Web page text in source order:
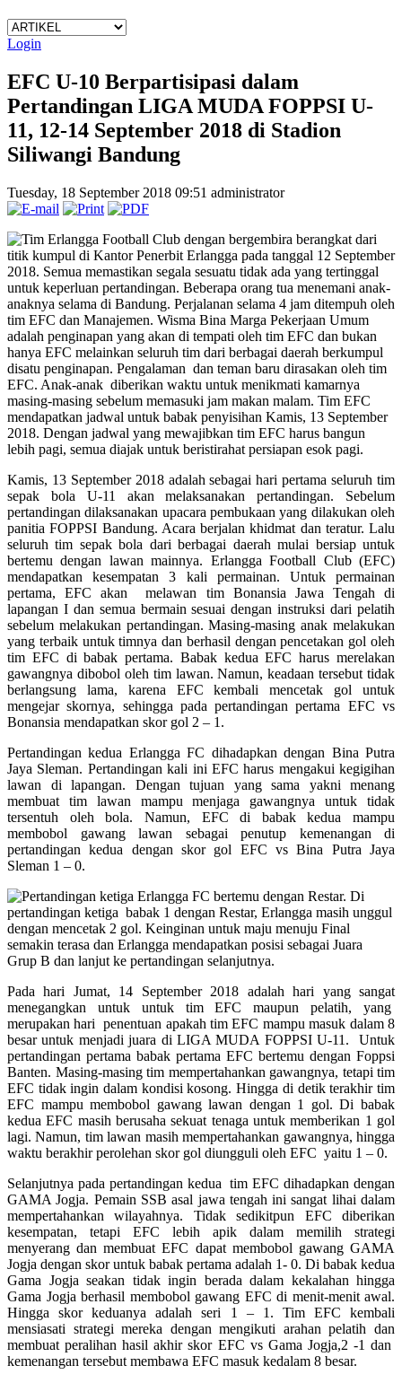
Login
EFC U-10 Berpartisipasi dalam
Pertandingan LIGA MUDA FOPPSI U-
11, 12-14 September 2018 di Stadion
Siliwangi Bandung
Tuesday, 18 September 2018 09:51 administrator
Tim Erlangga Football Club dengan bergembira berangkat dari
titik kumpul di Kantor Penerbit Erlangga pada tanggal 12 September
2018. Semua memastikan segala sesuatu tidak ada yang tertinggal
untuk keperluan pertandingan. Beberapa orang tua menemani anak-
anaknya selama di Bandung. Perjalanan selama 4 jam ditempuh oleh
tim EFC dan Manajemen. Wisma Bina Marga Pekerjaan Umum
adalah penginapan yang akan di tempati oleh tim EFC dan bukan
hanya EFC melainkan seluruh tim dari berbagai daerah berkumpul
disatu penginapan. Pengalaman dan teman baru dirasakan oleh tim
EFC. Anak-anak diberikan waktu untuk menikmati kamarnya
masing-masing sebelum memasuki jam makan malam. Tim EFC
mendapatkan jadwal untuk babak penyisihan Kamis, 13 September
2018. Dengan jadwal yang mewajibkan tim EFC harus bangun
lebih pagi, semua diajak untuk beristirahat persiapan esok pagi.
Kamis, 13 September 2018 adalah sebagai hari pertama seluruh tim
sepak bola U-11 akan melaksanakan pertandingan. Sebelum
pertandingan dilaksanakan upacara pembukaan yang dilakukan oleh
panitia FOPPSI Bandung. Acara berjalan khidmat dan teratur. Lalu
seluruh tim sepak bola dari berbagai daerah mulai bersiap untuk
bertemu dengan lawan mainnya. Erlangga Football Club (EFC)
mendapatkan kesempatan 3 kali permainan. Untuk permainan
pertama, EFC akan melawan tim Bonansia Jawa Tengah di
lapangan I dan semua bermain sesuai dengan instruksi dari pelatih
sebelum melakukan pertandingan. Masing-masing anak melakukan
yang terbaik untuk timnya dan berhasil dengan pencetakan gol oleh
tim EFC di babak pertama. Babak kedua EFC harus merelakan
gawangnya dibobol oleh tim lawan. Namun, keadaan tersebut tidak
berlangsung lama, karena EFC kembali mencetak gol untuk
mengejar skornya, sehingga pada pertandingan pertama EFC vs
Bonansia mendapatkan skor gol 2 – 1.
Pertandingan kedua Erlangga FC dihadapkan dengan Bina Putra
Jaya Sleman. Pertandingan kali ini EFC harus mengakui kegigihan
lawan di lapangan. Dengan tujuan yang sama yakni menang
membuat tim lawan mampu menjaga gawangnya untuk tidak
tersentuh oleh bola. Namun, EFC di babak kedua mampu
membobol gawang lawan sebagai penutup kemenangan di
pertandingan kedua dengan skor gol EFC vs Bina Putra Jaya
Sleman 1 – 0.
Pertandingan ketiga Erlangga FC bertemu dengan Restar. Di
pertandingan ketiga babak 1 dengan Restar, Erlangga masih unggul
dengan mencetak 2 gol. Keinginan untuk maju menuju Final
semakin terasa dan Erlangga mendapatkan posisi sebagai Juara
Grup B dan lanjut ke pertandingan selanjutnya.
Pada hari Jumat, 14 September 2018 adalah hari yang sangat
menegangkan untuk untuk tim EFC maupun pelatih, yang
merupakan hari penentuan apakah tim EFC mampu masuk dalam 8
besar untuk menjadi juara di LIGA MUDA FOPPSI U-11. Untuk
pertandingan pertama babak pertama EFC bertemu dengan Foppsi
Banten. Masing-masing tim mempertahankan gawangnya, tetapi tim
EFC tidak ingin dalam kondisi kosong. Hingga di detik terakhir tim
EFC mampu membobol gawang lawan dengan 1 gol. Di babak
kedua EFC masih berusaha sekuat tenaga untuk memberikan 1 gol
lagi. Namun, tim lawan masih mempertahankan gawangnya, hingga
waktu berakhir perolehan skor gol diungguli oleh EFC yaitu 1 – 0.
Selanjutnya pada pertandingan kedua tim EFC dihadapkan dengan
GAMA Jogja. Pemain SSB asal jawa tengah ini sangat lihai dalam
mempertahankan wilayahnya. Tidak sedikitpun EFC diberikan
kesempatan, tetapi EFC lebih apik dalam memilih strategi
menyerang dan membuat EFC dapat membobol gawang GAMA
Jogja dengan skor untuk babak pertama adalah 1- 0. Di babak kedua
Gama Jogja seakan tidak ingin berada dalam kekalahan hingga
Gama Jogja berhasil membobol gawang EFC di menit-menit awal.
Hingga skor keduanya adalah seri 1 – 1. Tim EFC kembali
mensiasati strategi mereka dengan mengikuti arahan pelatih dan
membuat peralihan hasil akhir skor EFC vs Gama Jogja,2 -1 dan
kemenangan tersebut membawa EFC masuk kedalam 8 besar.